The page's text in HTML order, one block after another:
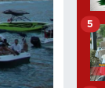
5